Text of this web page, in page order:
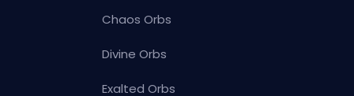
Chaos Orbs
Divine Orbs
Exalted Orbs